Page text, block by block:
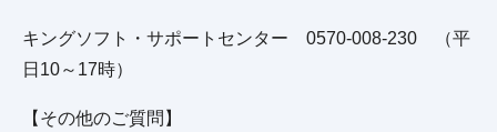
キングソフト・サポートセンター 0570-008-230 （平
日10～17時）
【その他のご質問】